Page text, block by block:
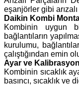
eşanjörler gibi
Daikin Kombi
Kombinin uygun
bağlantıların
kurulumu,
çalıştığından emin
Ayar ve Kalibrasyon
Kombinin sıcaklık
basıncı, sıcaklık ve